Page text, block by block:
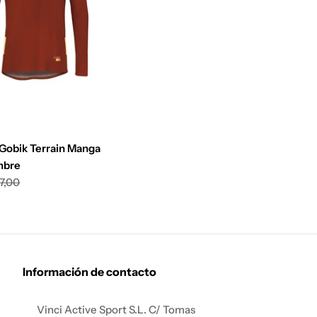
Terrain Manga
Información de contacto
Vinci Active Sport S.L. C/ Tomas